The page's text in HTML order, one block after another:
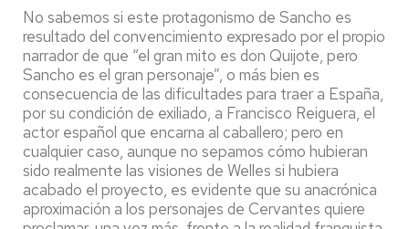
No sabemos si este protagonismo de Sancho es
resultado del convencimiento expresado por el propio
narrador de que “el gran mito es don Quijote, pero
Sancho es el gran personaje”, o más bien es
consecuencia de las dificultades para traer a España,
por su condición de exiliado, a Francisco Reiguera, el
actor español que encarna al caballero; pero en
cualquier caso, aunque no sepamos cómo hubieran
sido realmente las visiones de Welles si hubiera
acabado el proyecto, es evidente que su anacrónica
aproximación a los personajes de Cervantes quiere